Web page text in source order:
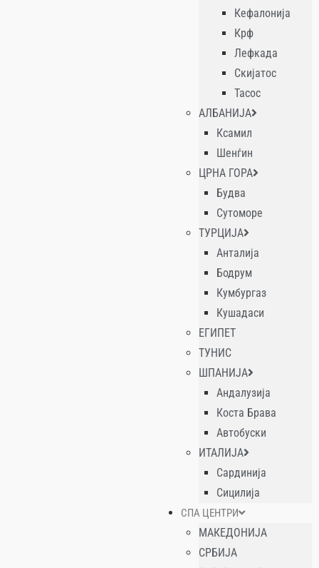
Кефалонија
Крф
Лефкада
Скијатос
Тасос
АЛБАНИЈА
Ксамил
Шенѓин
ЦРНА ГОРА
Будва
Сутоморе
ТУРЦИЈА
Анталија
Бодрум
Кумбургаз
Кушадаси
ЕГИПЕТ
ТУНИС
ШПАНИЈА
Андалузија
Коста Брава
Автобуски
ИТАЛИЈА
Сардинија
Сицилија
СПА ЦЕНТРИ
МАКЕДОНИЈА
СРБИЈА